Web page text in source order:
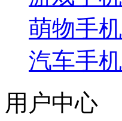
萌物手机
汽车手机
用户中心